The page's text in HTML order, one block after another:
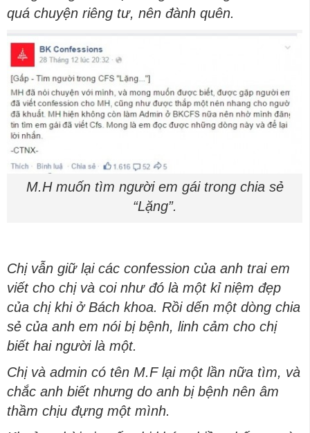
quá chuyện riêng tư, nên đành quên.
M.H muốn tìm người em gái trong chia sẻ
“Lặng”.
Chị vẫn giữ lại các confession của anh trai em
viết cho chị và coi như đó là một kỉ niệm đẹp
của chị khi ở Bách khoa. Rồi dến một dòng chia
sẻ của anh em nói bị bệnh, linh cảm cho chị
biết hai người là một.
Chị và admin có tên M.F lại một lần nữa tìm, và
chắc anh biết nhưng do anh bị bệnh nên âm
thầm chịu đựng một mình.